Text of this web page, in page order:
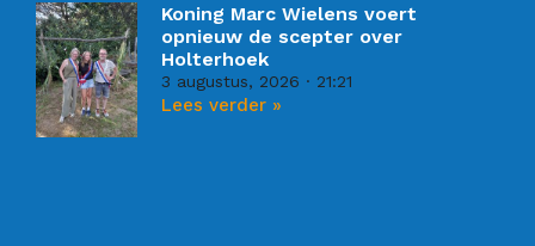
Koning Marc Wielens voert
opnieuw de scepter over
Holterhoek
3 augustus, 2026 21:21
Lees verder »